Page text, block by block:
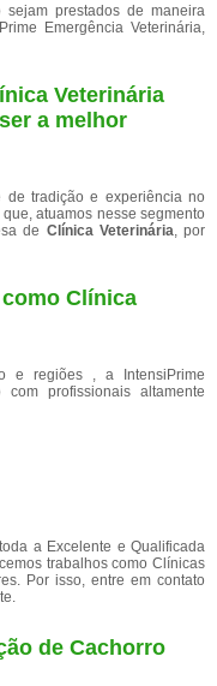
prestados de maneira
Emergência Veterinária,
Veterinária
a melhor
de tradição e experiência no
atuamos nesse segmento
de Clínica Veterinária, por
Clínica
e regiões , a IntensiPrime
com profissionais altamente
a Excelente e Qualificada
trabalhos como Clínicas
Por isso, entre em contato
de Cachorro